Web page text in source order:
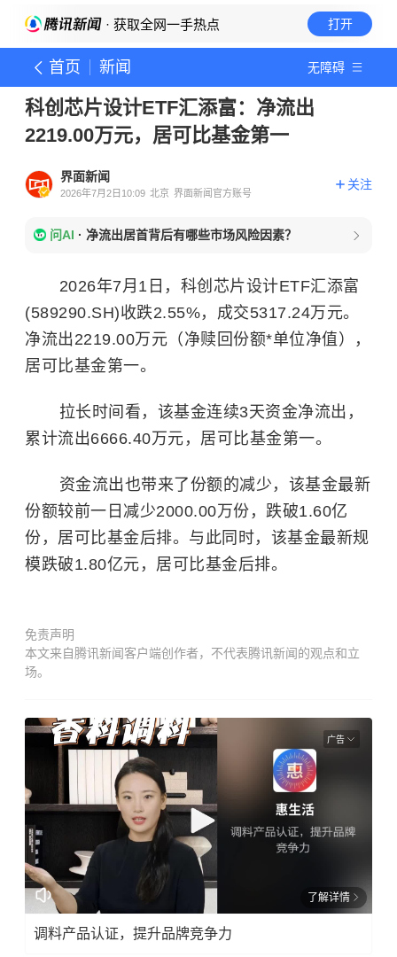
· 获取全网一手热点 打开
首页 新闻 无障碍
科创芯片设计ETF汇添富：净流出
2219.00万元，居可比基金第一
界面新闻
2026年7月2日10:09 北京 界面新闻官方账号
关注
问AI · 净流出居首背后有哪些市场风险因素？
2026年7月1日，科创芯片设计ETF汇添富
(589290.SH)收跌2.55%，成交5317.24万元。
净流出2219.00万元（净赎回份额*单位净值），
居可比基金第一。
拉长时间看，该基金连续3天资金净流出，
累计流出6666.40万元，居可比基金第一。
资金流出也带来了份额的减少，该基金最新
份额较前一日减少2000.00万份，跌破1.60亿
份，居可比基金后排。与此同时，该基金最新规
模跌破1.80亿元，居可比基金后排。
免责声明
本文来自腾讯新闻客户端创作者，不代表腾讯新闻的观点和立
场。
广告
了解详情
调料产品认证，提升品牌竞争力